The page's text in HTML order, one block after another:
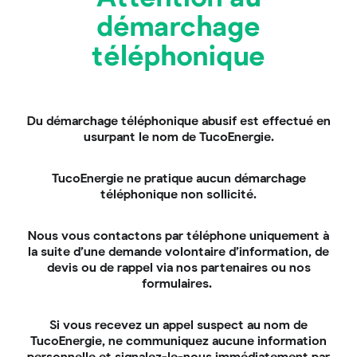
Oui, le cumul est possible dans la plupart des cas, à
condition de respecter les plafonds de financement
Un audit énergétique + isolation des combles +
pompe à chaleur air/eau.
Aides MaPrimeRénov’ + CEE + TVA à 5,5 % +
Pour aller plus loin :Peut-on cumuler MaPrimeRénov’
avec les autres aides ?
La rénovation d’ampleur, la
grande gagnante de 2025
Larénovation d’ampleurcombine plusieurs gestes
démarchage
téléphonique
Du démarchage téléphonique abusif est effectué en
usurpant le nom de TucoEnergie.
TucoEnergie ne pratique aucun démarchage
téléphonique non sollicité.
Nous vous contactons par téléphone uniquement à
la suite d’une demande volontaire d’information, de
devis ou de rappel via nos partenaires ou nos
formulaires.
Si vous recevez un appel suspect au nom de
TucoEnergie, ne communiquez aucune information